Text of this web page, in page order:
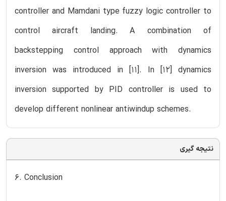
controller and Mamdani type fuzzy logic controller to
control aircraft landing. A combination of
backstepping control approach with dynamics
inversion was introduced in [11]. In [12] dynamics
inversion supported by PID controller is used to
develop different nonlinear antiwindup schemes.
نتیجه گیری
6. Conclusion